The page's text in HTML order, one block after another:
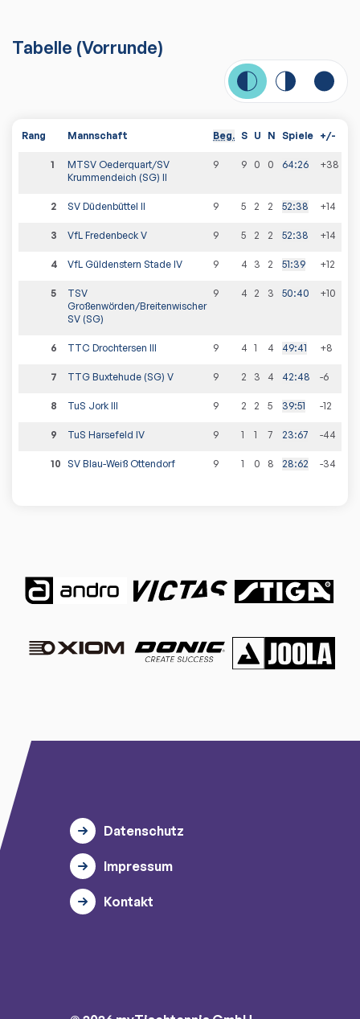
Tabelle (Vorrunde)
Rang Mannschaft Beg. S U N Spiele +/-
1
MTSV Oederquart/SV
Krummendeich (SG) II
9 9 0 0 64:26 +38
2 SV Düdenbüttel II 9 5 2 2 52:38 +14
3 VfL Fredenbeck V 9 5 2 2 52:38 +14
4 VfL Güldenstern Stade IV 9 4 3 2 51:39 +12
5
TSV
Großenwörden/Breitenwischer
SV (SG)
9 4 2 3 50:40 +10
6 TTC Drochtersen III 9 4 1 4 49:41 +8
7 TTG Buxtehude (SG) V 9 2 3 4 42:48 -6
8 TuS Jork III 9 2 2 5 39:51 -12
9 TuS Harsefeld IV 9 1 1 7 23:67 -44
10 SV Blau-Weiß Ottendorf 9 1 0 8 28:62 -34
Datenschutz
Impressum
Kontakt